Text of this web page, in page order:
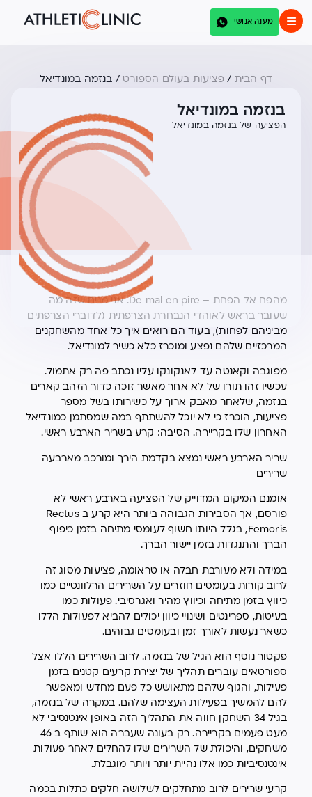
מענה אנושי
דף הבית / פציעות בעולם הספורט / בנזמה במונדיאל
בנזמה במונדיאל
הפציעה של בנזמה במונדיאל
מהפח אל הפחת – De mal en pire. אני מניח שזה מה
שעובר בראש לאוהדי הנבחרת הצרפתית (לדוברי הצרפתים
מביניהם לפחות), בעוד הם רואים איך כל אחד מהשחקנים
המרכזיים שלהם נפצע ומוכרז כלא כשיר למונדיאל.
מפוגבה וקאנטה עד לאנקונקו עליו נכתב פה רק אתמול.
עכשיו זהו תורו של לא אחר מאשר זוכה כדור הזהב קארים
בנזמה, שלאחר מאבק ארוך על כשירותו בשל מספר
פציעות, הוכרז כי לא יוכל להשתתף במה שמסתמן כמונדיאל
האחרון שלו בקריירה. הסיבה: קרע בשריר הארבע ראשי.
שריר הארבע ראשי נמצא בקדמת הירך ומורכב מארבעה
שרירים
אומנם המיקום המדוייק של הפציעה בארבע ראשי לא
פורסם, אך הסבירות הגבוהה ביותר היא קרע ב Rectus
Femoris, בגלל היותו חשוף לעומסי מתיחה בזמן כיפוף
הברך והתנגדות בזמן יישור הברך.
במידה ולא מעורבת חבלה או טראומה, פציעות מסוג זה
לרוב קורות בעומסים חוזרים על השרירים הרלוונטיים כמו
כיווץ בזמן מתיחה וכיווץ מהיר ואגרסיבי. פעולות כמו
בעיטות, ספרינטים ושינויי כיוון יכולים להביא לפעולות הללו
כשאר נעשות לאורך זמן ובעומסים גבוהים.
פקטור נוסף הוא הגיל של בנזמה. לרוב השרירים הללו אצל
ספורטאים עוברים תהליך של יצירת קרעים קטנים בזמן
פעילות, והגוף שלהם מתאושש כל פעם מחדש ומאפשר
להם להמשיך בפעילות העצימה שלהם. במקרה של בנזמה,
בגיל 34 השחקן חווה את התהליך הזה באופן אינטנסיבי לא
מעט פעמים בקריירה. רק בעונה שעברה הוא שותף ב 46
משחקים, והיכולת של השרירים שלו להחלים לאחר פעולות
אינטנסיביות כמו אלו נהיית יותר ויותר מוגבלת.
קרעי שרירים לרוב מתחלקים לשלושה חלקים כתלות בכמה